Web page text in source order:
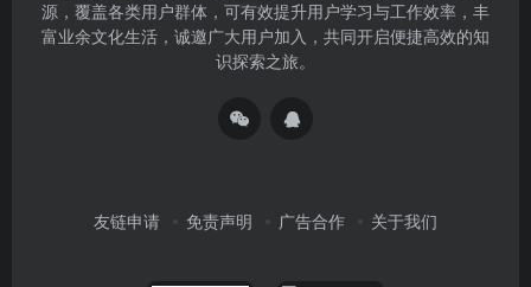
源，覆盖各类用户群体，可有效提升用户学习与工作效率，丰
富业余文化生活，诚邀广大用户加入，共同开启便捷高效的知
识探索之旅。
友链申请 免责声明 广告合作 关于我们